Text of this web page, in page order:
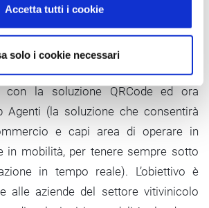
Accetta tutti i cookie
solo i cookie necessari
soluzioni Zucchetti per il
spiega quanto “Le nostre soluzioni
continua per essere sempre
innovative (web native):
con la soluzione QRCode ed ora
Agenti (la soluzione che consentirà
e capi area di operare in
in mobilità, per tenere sempre sotto
in tempo reale). L’obiettivo è
alle aziende del settore vitivinicolo